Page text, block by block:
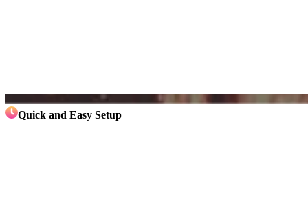
Quick and Easy Setup